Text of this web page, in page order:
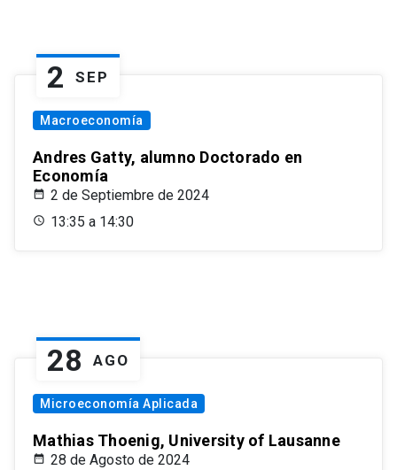
2 SEP
Macroeconomía
Andres Gatty, alumno Doctorado en
Economía
2 de Septiembre de 2024
13:35 a 14:30
28 AGO
Microeconomía Aplicada
Mathias Thoenig, University of Lausanne
28 de Agosto de 2024